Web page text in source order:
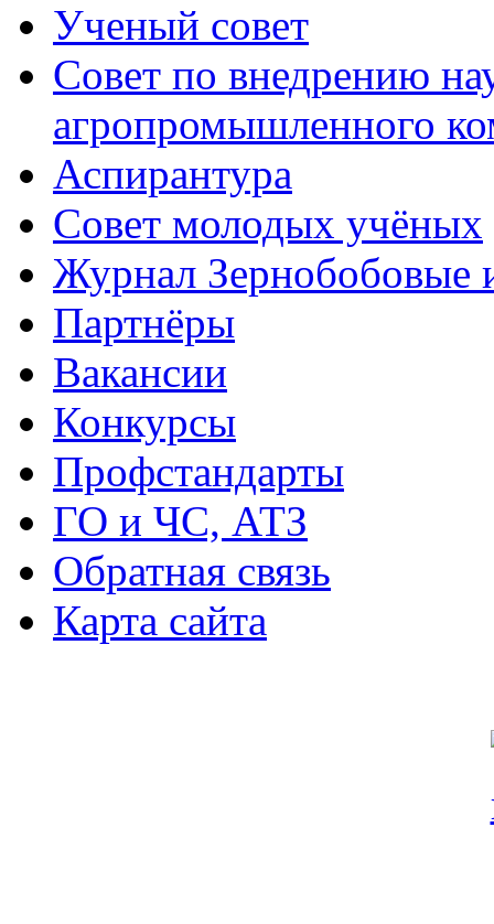
Ученый совет
Совет по внедрению
агропромышленного
Аспирантура
Совет молодых учёных
Журнал Зернобобовые
Партнёры
Вакансии
Конкурсы
Профстандарты
ГО и ЧС, АТЗ
Обратная связь
Карта сайта